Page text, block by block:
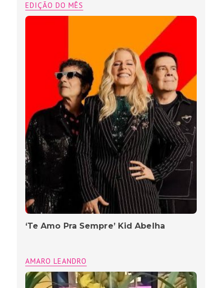
EDIÇÃO DO MÊS
‘Te Amo Pra Sempre’ Kid Abelha
AMARO LEANDRO